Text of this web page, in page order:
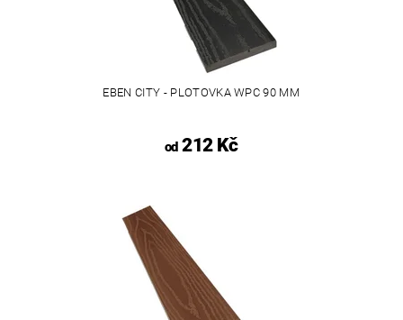
EBEN CITY - PLOTOVKA WPC 90 MM
od212 Kč